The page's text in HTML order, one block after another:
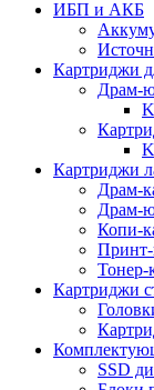
ИБП и АКБ
Картриджи
Драм-
Картриджи
Драм-
Драм-
Копи-
Тонер-
Картриджи
SSD